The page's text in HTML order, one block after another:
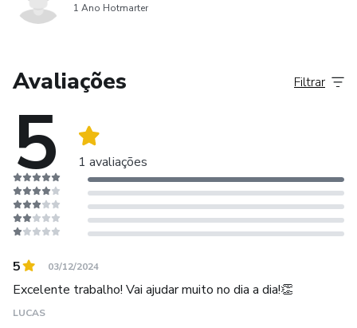
1 Ano Hotmarter
Avaliações
5 1 avaliações
Filtrar
5 03/12/2024
Excelente trabalho! Vai ajudar muito no dia a dia!👏
LUCAS